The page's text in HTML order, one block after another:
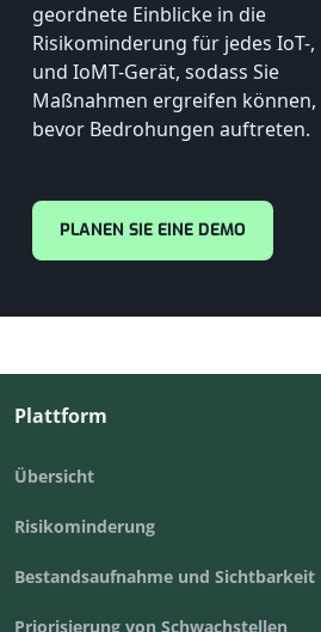
geordnete Einblicke in die
Risikominderung für jedes IoT-,
und IoMT-Gerät, sodass Sie
Maßnahmen ergreifen können,
bevor Bedrohungen auftreten.
PLANEN SIE EINE DEMO
Plattform
Übersicht
Risikominderung
Bestandsaufnahme und Sichtbarkeit
Priorisierung von Schwachstellen